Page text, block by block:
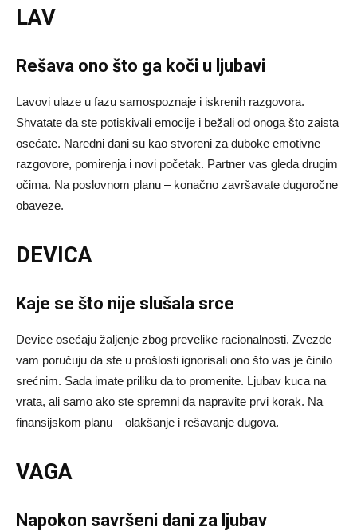
LAV
Rešava ono što ga koči u ljubavi
Lavovi ulaze u fazu samospoznaje i iskrenih razgovora.
Shvatate da ste potiskivali emocije i bežali od onoga što zaista
osećate. Naredni dani su kao stvoreni za duboke emotivne
razgovore, pomirenja i novi početak. Partner vas gleda drugim
očima. Na poslovnom planu – konačno završavate dugoročne
obaveze.
DEVICA
Kaje se što nije slušala srce
Device osećaju žaljenje zbog prevelike racionalnosti. Zvezde
vam poručuju da ste u prošlosti ignorisali ono što vas je činilo
srećnim. Sada imate priliku da to promenite. Ljubav kuca na
vrata, ali samo ako ste spremni da napravite prvi korak. Na
finansijskom planu – olakšanje i rešavanje dugova.
VAGA
Napokon savršeni dani za ljubav